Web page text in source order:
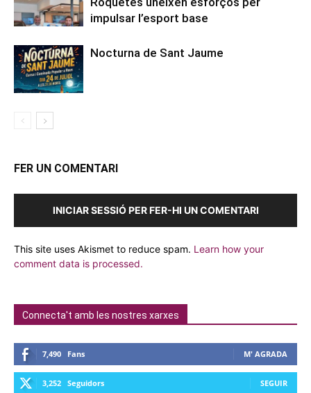
impulsar l’esport base
Nocturna de Sant Jaume
FER UN COMENTARI
INICIAR SESSIÓ PER FER-HI UN COMENTARI
This site uses Akismet to reduce spam. Learn how your
comment data is processed.
Connecta't amb les nostres xarxes
7,490 Fans M' AGRADA
3,252 Seguidors SEGUIR